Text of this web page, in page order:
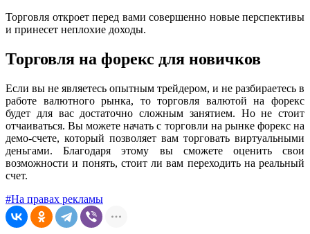
Торговля откроет перед вами совершенно новые перспективы
и принесет неплохие доходы.
Торговля на форекс для новичков
Если вы не являетесь опытным трейдером, и не разбираетесь в
работе валютного рынка, то торговля валютой на форекс
будет для вас достаточно сложным занятием. Но не стоит
отчаиваться. Вы можете начать с торговли на рынке форекс на
демо-счете, который позволяет вам торговать виртуальными
деньгами. Благодаря этому вы сможете оценить свои
возможности и понять, стоит ли вам переходить на реальный
счет.
#На правах рекламы